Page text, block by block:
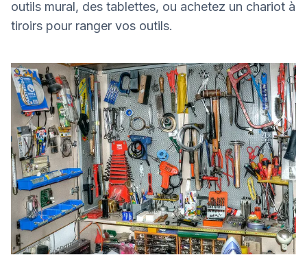
outils mural, des tablettes, ou achetez un chariot à
tiroirs pour ranger vos outils.